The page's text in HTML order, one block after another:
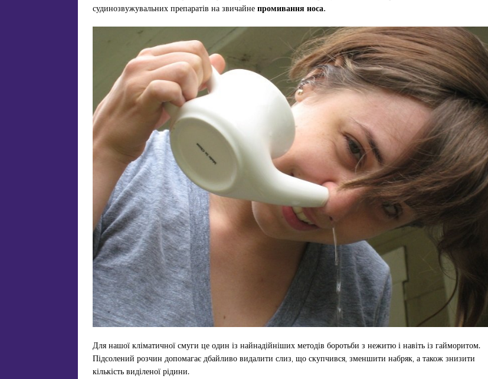
судинозвужувальних препаратів на звичайнепромивання носа.
Для нашої кліматичної смуги це один із найнадійніших методів боротьби з нежитю і навіть із гайморитом.
Підсолений розчин допомагає дбайливо видалити слиз, що скупчився, зменшити набряк, а також знизити
кількість виділеної рідини.